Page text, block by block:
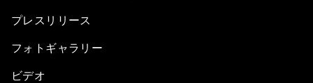
プレスリリース
フォトギャラリー
ビデオ